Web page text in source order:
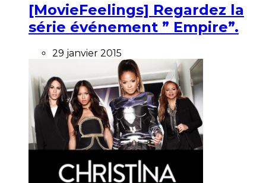
[MovieFeelings] Regardez la
série événement ” Empire”.
29 janvier 2015